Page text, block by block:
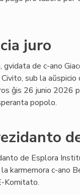
juro
de c-ano
sub la aŭspicio
ĝis 26 junio 2026
popolo.
de Esplora
karmemora c-ano
Komitato.